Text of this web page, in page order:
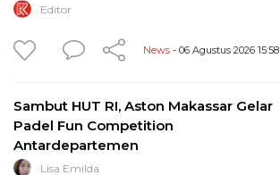
Editor
News - 06 Agustus 2026 15:58
Sambut HUT RI, Aston Makassar Gelar
Padel Fun Competition
Antardepartemen
Lisa Emilda